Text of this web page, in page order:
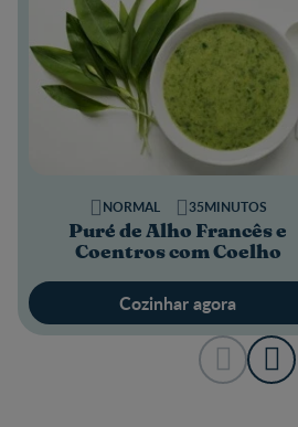
Puré de Alho Francês e
Coentros com Coelho
NORMAL 35MINUTOS
Cozinhar agora